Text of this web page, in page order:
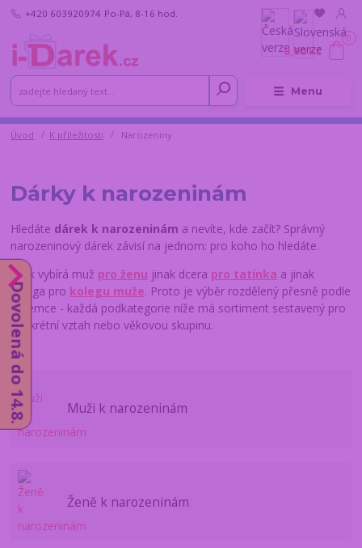
Menu
+420 603920974 Po-Pá, 8-16 hod.
0
0,00 Kč
Úvod K příležitosti Narozeniny
Dárky k narozeninám
Hledáte dárek k narozeninám a nevíte, kde začít? Správný
narozeninový dárek závisí na jednom: pro koho ho hledáte.
Jinak vybírá muž pro ženu jinak dcera pro tatínka a jinak
kolega pro kolegu muže. Proto je výběr rozdělený přesně podle
příjemce - každá podkategorie níže má sortiment sestavený pro
konkrétní vztah nebo věkovou skupinu.
Muži k narozeninám
Ženě k narozeninám
Dovolená do 14.8.